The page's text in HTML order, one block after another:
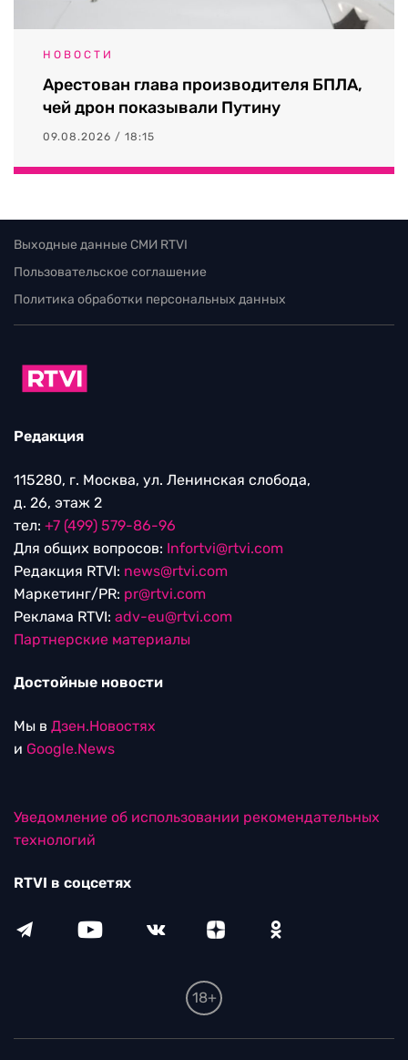
НОВОСТИ
Арестован глава производителя БПЛА,
чей дрон показывали Путину
09.08.2026 / 18:15
Выходные данные СМИ RTVI
Пользовательское соглашение
Политика обработки персональных данных
Редакция
115280, г. Москва, ул. Ленинская слобода,
д. 26, этаж 2
тел: +7 (499) 579-86-96
Для общих вопросов: Infortvi@rtvi.com
Редакция RTVI: news@rtvi.com
Маркетинг/PR: pr@rtvi.com
Реклама RTVI: adv-eu@rtvi.com
Партнерские материалы
Достойные новости
Мы в Дзен.Новостях
и Google.News
Уведомление об использовании рекомендательных
технологий
RTVI в соцсетях
18+